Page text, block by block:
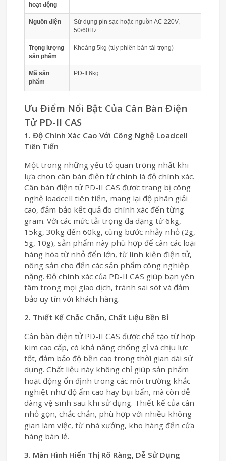
hoạt động
Nguồn điện
Sử dụng pin sạc hoặc nguồn AC 220V,
50/60Hz
Trọng lượng
sản phẩm
Khoảng 5kg (tùy phiên bản tải trọng)
Mã sản
phẩm
PD-II 6kg
Ưu Điểm Nổi Bật Của Cân Bàn Điện
Tử PD-II CAS
1. Độ Chính Xác Cao Với Công Nghệ Loadcell
Tiên Tiến
Một trong những yếu tố quan trọng nhất khi
lựa chọn cân bàn điện tử chính là độ chính xác.
Cân bàn điện tử PD-II CAS được trang bị công
nghệ loadcell tiên tiến, mang lại độ phân giải
cao, đảm bảo kết quả đo chính xác đến từng
gram. Với các mức tải trọng đa dạng từ 6kg,
15kg, 30kg đến 60kg, cùng bước nhảy nhỏ (2g,
5g, 10g), sản phẩm này phù hợp để cân các loại
hàng hóa từ nhỏ đến lớn, từ linh kiện điện tử,
nông sản cho đến các sản phẩm công nghiệp
nặng. Độ chính xác của PD-II CAS giúp bạn yên
tâm trong mọi giao dịch, tránh sai sót và đảm
bảo uy tín với khách hàng.
2. Thiết Kế Chắc Chắn, Chất Liệu Bền Bỉ
Cân bàn điện tử PD-II CAS được chế tạo từ hợp
kim cao cấp, có khả năng chống gỉ và chịu lực
tốt, đảm bảo độ bền cao trong thời gian dài sử
dụng. Chất liệu này không chỉ giúp sản phẩm
hoạt động ổn định trong các môi trường khắc
nghiệt như độ ẩm cao hay bụi bẩn, mà còn dễ
dàng vệ sinh sau khi sử dụng. Thiết kế của cân
nhỏ gọn, chắc chắn, phù hợp với nhiều không
gian làm việc, từ nhà xưởng, kho hàng đến cửa
hàng bán lẻ.
3. Màn Hình Hiển Thị Rõ Ràng, Dễ Sử Dụng